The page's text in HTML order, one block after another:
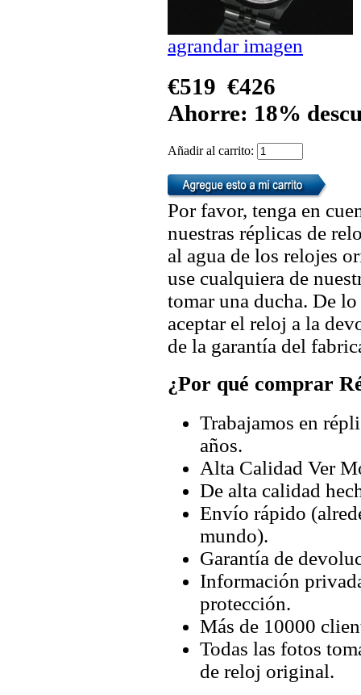
agrandar imagen
€519 €426
Ahorre: 18%
Añadir al carrito:
Por favor, tenga en
nuestras réplicas de
al agua de los relojes
use cualquiera de
tomar una ducha. De
aceptar el reloj a la
de la garantía del
¿Por qué comprar
Trabajamos en
años.
Alta Calidad Ver
De alta calidad
Envío rápido
mundo).
Garantía de
Información
protección.
Más de 10000
Todas las fotos
de reloj original.